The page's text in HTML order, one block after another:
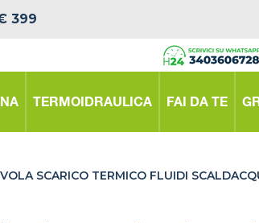
399
TERMOIDRAULICA FAI DA TE
SCARICO TERMICO FLUIDI